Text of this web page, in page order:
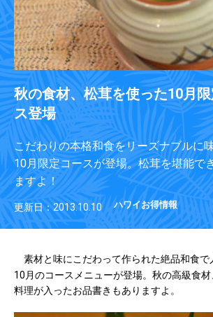
秋の食材、松茸を使った10月
ス登場
こだわりの本格和食をリーズナブルに
10月限定コースが登場。松茸を堪能で
ますよ！
更新日：2013.10.10 ハワイお得情報
素材と味にこだわって作られた絶品和食で
10月のコースメニューが登場。秋の高級食
料理が入ったお品書きもありますよ。